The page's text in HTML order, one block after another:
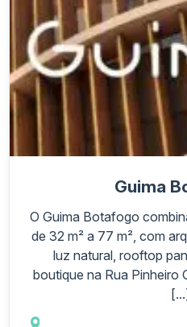
Guima
O Guima Botafogo
de 32 m² a 77 m², com
luz natural, rooftop
boutique na Rua Pinheiro